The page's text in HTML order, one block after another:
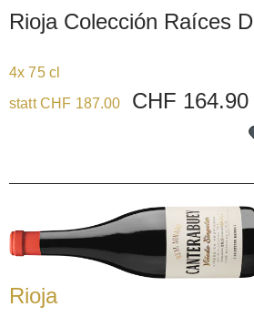
Rioja Colección Raíces
4x 75 cl
statt CHF 187.00
CHF 164.90
Rioja